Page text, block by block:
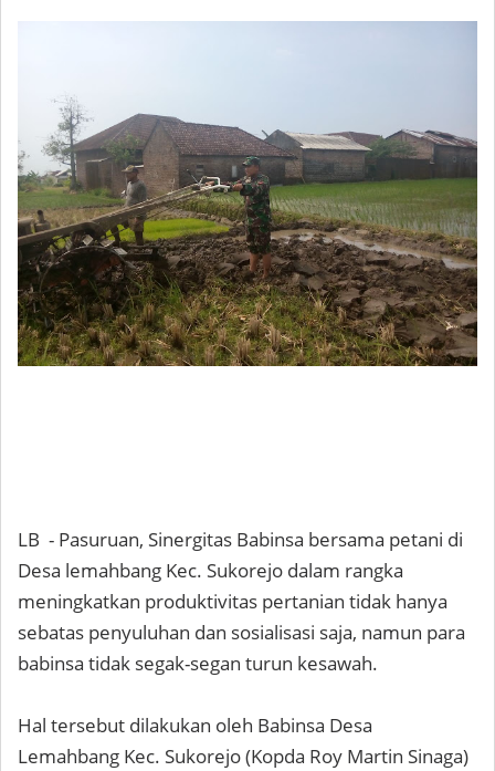
LB - Pasuruan, Sinergitas Babinsa bersama petani di
Desa lemahbang Kec. Sukorejo dalam rangka
meningkatkan produktivitas pertanian tidak hanya
sebatas penyuluhan dan sosialisasi saja, namun para
babinsa tidak segak-segan turun kesawah.
Hal tersebut dilakukan oleh Babinsa Desa
Lemahbang Kec. Sukorejo (Kopda Roy Martin Sinaga)